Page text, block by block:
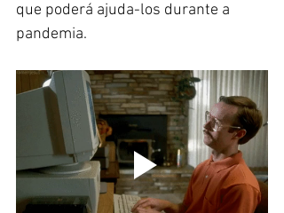
que poderá ajuda-los durante a
pandemia.